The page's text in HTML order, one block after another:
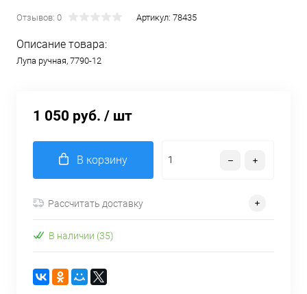
Отзывов: 0 Артикул: 78435
Описание товара:
Лупа ручная, 7790-12
1 050 руб. / шт
В корзину
Рассчитать доставку
В наличии (35)